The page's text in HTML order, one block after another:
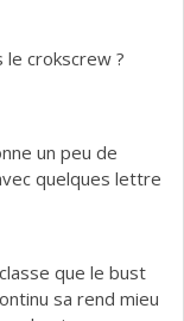
crokscrew ?
un peu de
quelques lettre
que le bust
sa rend mieu